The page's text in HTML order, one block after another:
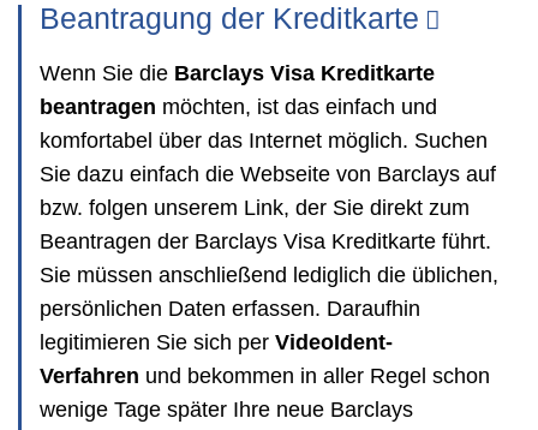
Beantragung der Kreditkarte
Wenn Sie die Barclays Visa Kreditkarte
beantragen möchten, ist das einfach und
komfortabel über das Internet möglich. Suchen
Sie dazu einfach die Webseite von Barclays auf
bzw. folgen unserem Link, der Sie direkt zum
Beantragen der Barclays Visa Kreditkarte führt.
Sie müssen anschließend lediglich die üblichen,
persönlichen Daten erfassen. Daraufhin
legitimieren Sie sich per VideoIdent-
Verfahren und bekommen in aller Regel schon
wenige Tage später Ihre neue Barclays